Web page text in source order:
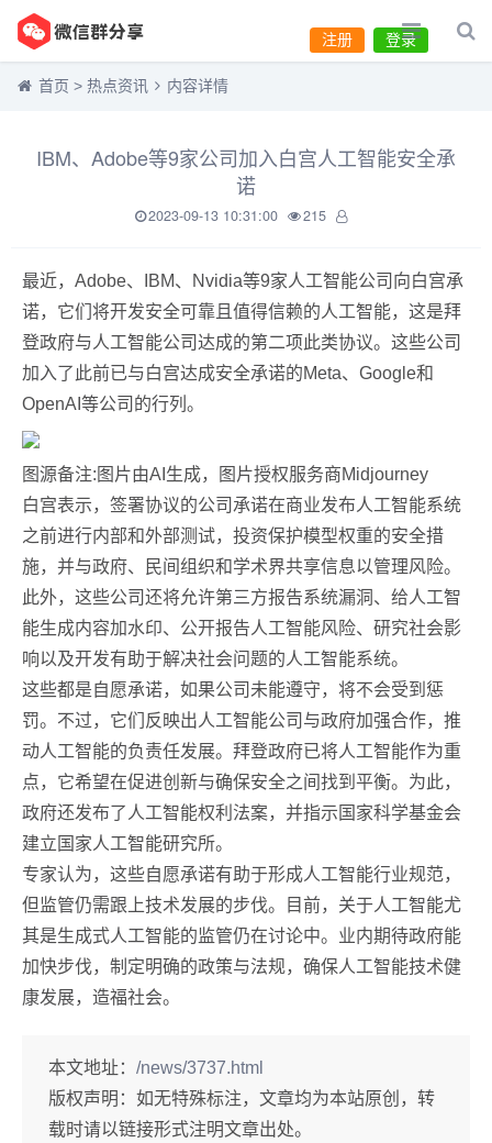
登录
注册
首页 > 热点资讯 内容详情
IBM、Adobe等9家公司加入白宫人工智能安全承
诺
2023-09-13 10:31:00 215
最近，Adobe、IBM、Nvidia等9家人工智能公司向白宫承
诺，它们将开发安全可靠且值得信赖的人工智能，这是拜
登政府与人工智能公司达成的第二项此类协议。这些公司
加入了此前已与白宫达成安全承诺的Meta、Google和
OpenAI等公司的行列。
图源备注:图片由AI生成，图片授权服务商Midjourney
白宫表示，签署协议的公司承诺在商业发布人工智能系统
之前进行内部和外部测试，投资保护模型权重的安全措
施，并与政府、民间组织和学术界共享信息以管理风险。
此外，这些公司还将允许第三方报告系统漏洞、给人工智
能生成内容加水印、公开报告人工智能风险、研究社会影
响以及开发有助于解决社会问题的人工智能系统。
这些都是自愿承诺，如果公司未能遵守，将不会受到惩
罚。不过，它们反映出人工智能公司与政府加强合作，推
动人工智能的负责任发展。拜登政府已将人工智能作为重
点，它希望在促进创新与确保安全之间找到平衡。为此，
政府还发布了人工智能权利法案，并指示国家科学基金会
建立国家人工智能研究所。
专家认为，这些自愿承诺有助于形成人工智能行业规范，
但监管仍需跟上技术发展的步伐。目前，关于人工智能尤
其是生成式人工智能的监管仍在讨论中。业内期待政府能
加快步伐，制定明确的政策与法规，确保人工智能技术健
康发展，造福社会。
本文地址： /news/3737.html
版权声明： 如无特殊标注，文章均为本站原创，转
载时请以链接形式注明文章出处。